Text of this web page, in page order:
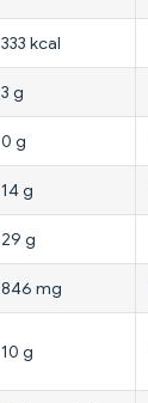
333 kcal
3 g
0 g
14 g
29 g
846 mg
10 g